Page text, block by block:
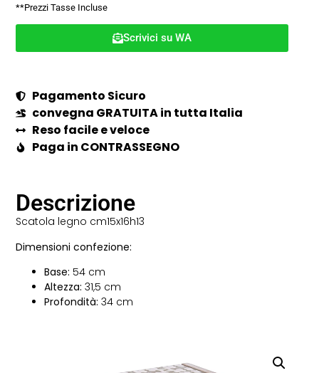
**Prezzi Tasse Incluse
Scrivici su WA
Pagamento Sicuro
convegna GRATUITA in tutta Italia
Reso facile e veloce
Paga in CONTRASSEGNO
Descrizione
Scatola legno cm15x16h13
Dimensioni confezione:
Base: 54 cm
Altezza: 31,5 cm
Profondità: 34 cm